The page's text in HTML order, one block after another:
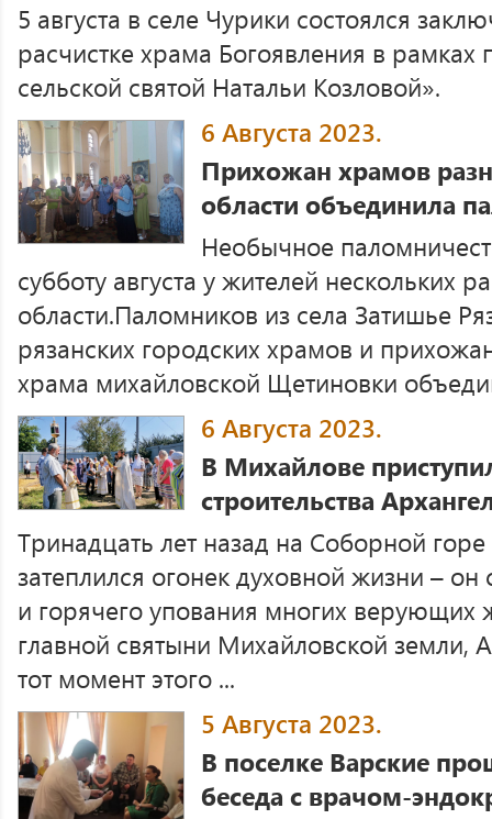
5 августа в селе Чурики состоялся
расчистке храма Богоявления в рамках
сельской святой Натальи Козловой».
6 Августа 2023.
Прихожан храмов
области объединила
Необычное
субботу августа у жителей нескольких
области.Паломников из села Затишье
рязанских городских храмов и
храма михайловской Щетиновки
6 Августа 2023.
В Михайлове
строительства
Тринадцать лет назад на Соборной
затеплился огонек духовной жизни –
и горячего упования многих верующих
главной святыни Михайловской земли,
тот момент этого ...
5 Августа 2023.
В поселке Варские
беседа с врачом-